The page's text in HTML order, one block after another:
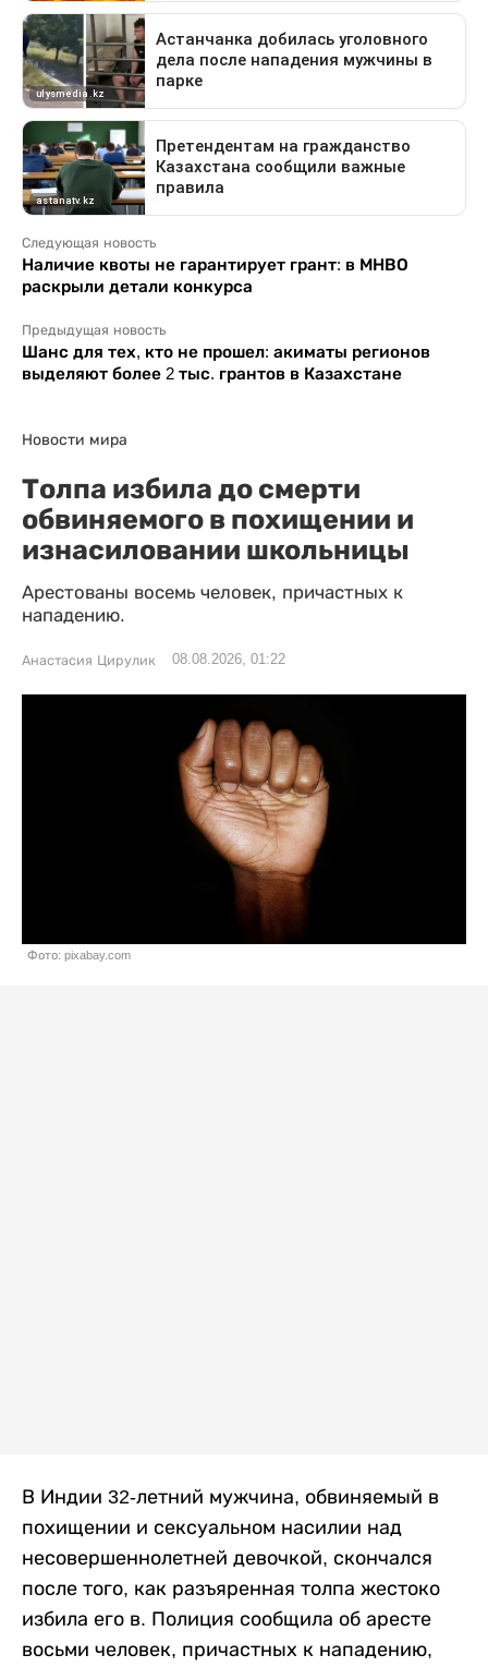
Следующая новость
Наличие квоты не гарантирует грант: в МНВО
раскрыли детали конкурса
Предыдущая новость
Шанс для тех, кто не прошел: акиматы регионов
выделяют более 2 тыс. грантов в Казахстане
Новости мира
Толпа избила до смерти
обвиняемого в похищении и
изнасиловании школьницы
Арестованы восемь человек, причастных к
нападению.
Анастасия Цирулик 08.08.2026, 01:22
Фото: pixabay.com
В Индии 32-летний мужчина, обвиняемый в
похищении и сексуальном насилии над
несовершеннолетней девочкой, скончался
после того, как разъяренная толпа жестоко
избила его в. Полиция сообщила об аресте
восьми человек, причастных к нападению,